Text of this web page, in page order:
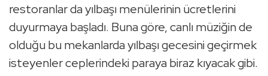
restoranlar da yılbaşı menülerinin ücretlerini
duyurmaya başladı. Buna göre, canlı müziğin de
olduğu bu mekanlarda yılbaşı gecesini geçirmek
isteyenler ceplerindeki paraya biraz kıyacak gibi.